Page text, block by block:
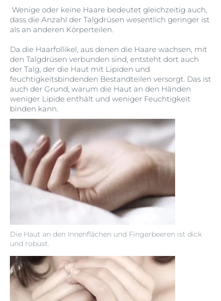
Die Haut an den Innenflächen und Fingerbeeren ist dick
und robust.
Wenige oder keine Haare bedeutet gleichzeitig auch,
dass die Anzahl der Talgdrüsen wesentlich geringer ist
als an anderen Körperteilen.
Da die Haarfollikel, aus denen die Haare wachsen, mit
den Talgdrüsen verbunden sind, entsteht dort auch
der Talg, der die Haut mit Lipiden und
feuchtigkeitsbindenden Bestandteilen versorgt. Das ist
auch der Grund, warum die Haut an den Händen
weniger Lipide enthält und weniger Feuchtigkeit
binden kann.